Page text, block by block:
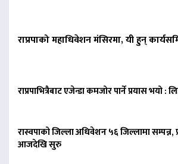
राप्रपाको महाधिवेशन मंसिरमा, यी हुन्
राप्रपाभित्रैबाट एजेन्डा कमजोर पार्ने प्रयास भयो :
रास्वपाको जिल्ला अधिवेशन ५६ जिल्लामा
आजदेखि सुरु